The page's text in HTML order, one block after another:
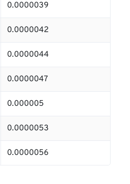
0.0000039
0.0000042
0.0000044
0.0000047
0.000005
0.0000053
0.0000056